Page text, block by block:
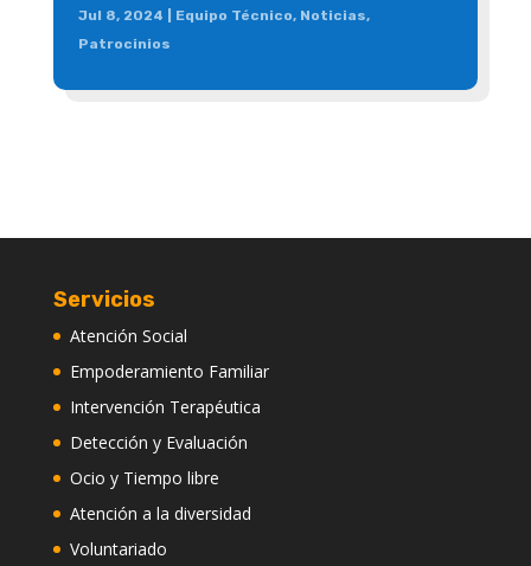
Jul 8, 2024 Equipo Técnico, Noticias,
Patrocinios
Servicios
Atención Social
Empoderamiento Familiar
Intervención Terapéutica
Detección y Evaluación
Ocio y Tiempo libre
Atención a la diversidad
Voluntariado